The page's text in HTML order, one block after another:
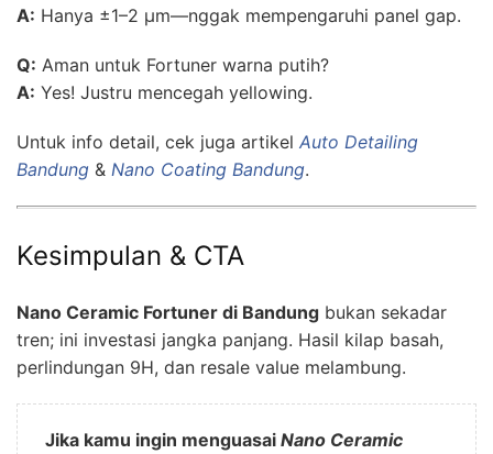
A: Hanya ±1–2 µm—nggak mempengaruhi panel gap.
Q: Aman untuk Fortuner warna putih?
A: Yes! Justru mencegah yellowing.
Untuk info detail, cek juga artikel Auto Detailing
Bandung & Nano Coating Bandung.
Kesimpulan & CTA
Nano Ceramic Fortuner di Bandung bukan sekadar
tren; ini investasi jangka panjang. Hasil kilap basah,
perlindungan 9H, dan resale value melambung.
Jika kamu ingin menguasai Nano Ceramic